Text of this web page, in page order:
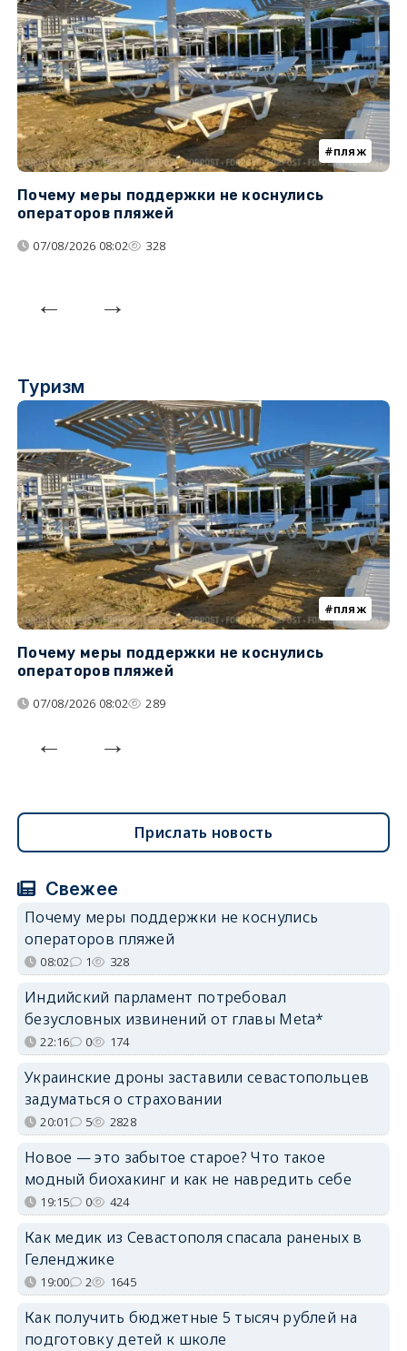
пляж
Почему меры поддержки не коснулись
операторов пляжей
07/08/2026 08:02 328
Туризм
пляж
Почему меры поддержки не коснулись
операторов пляжей
07/08/2026 08:02 289
Прислать новость
Свежее
Почему меры поддержки не коснулись
операторов пляжей
08:02 1 328
Индийский парламент потребовал
безусловных извинений от главы Meta*
22:16 0 174
Украинские дроны заставили севастопольцев
задуматься о страховании
20:01 5 2828
Новое — это забытое старое? Что такое
модный биохакинг и как не навредить себе
19:15 0 424
Как медик из Севастополя спасала раненых в
Геленджике
19:00 2 1645
Как получить бюджетные 5 тысяч рублей на
подготовку детей к школе